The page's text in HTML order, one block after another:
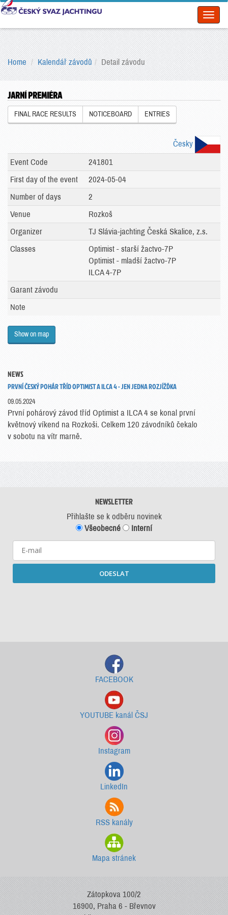
Home Kalendář závodů Detail závodu
JARNÍ PREMIÉRA
FINAL RACE RESULTS NOTICEBOARD ENTRIES
Česky
Event Code
241801
First day of the event
2024-05-04
Number of days
2
Venue
Rozkoš
Organizer
TJ Slávia-jachting Česká Skalice, z.s.
Classes
Optimist - starší žactvo-7P
Optimist - mladší žactvo-7P
ILCA 4-7P
Garant závodu
Note
Show on map
NEWS
PRVNÍ ČESKÝ POHÁR TŘÍD OPTIMIST A ILCA 4 - JEN JEDNA ROZJÍŽĎKA
09.05.2024
První pohárový závod tříd Optimist a ILCA 4 se konal první
květnový víkend na Rozkoši. Celkem 120 závodníků čekalo
v sobotu na vítr marně.
NEWSLETTER
Přihlašte se k odběru novinek
Všeobecné
Interní
ODESLAT
FACEBOOK
YOUTUBE kanál ČSJ
Instagram
LinkedIn
RSS kanály
Mapa stránek
Zátopkova 100/2
16900, Praha 6 - Břevnov